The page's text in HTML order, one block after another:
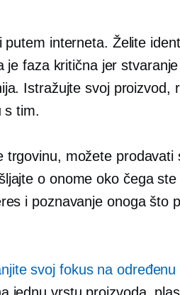
interneta. Želite
je faza kritična jer
Istražujte svoj proizvod,
s tim.
trgovinu, možete prodavati
o onome oko čega ste
i poznavanje onoga što
svoj fokus na određenu